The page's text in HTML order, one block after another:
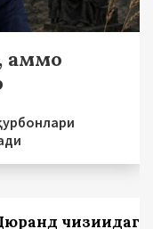
аммо
чизиғидаги